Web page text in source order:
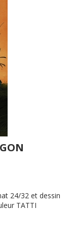
24/32 et dessin
TATTI